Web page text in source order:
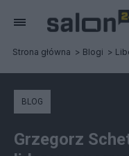
Strona główna Blogi
BLOG
Grzegorz